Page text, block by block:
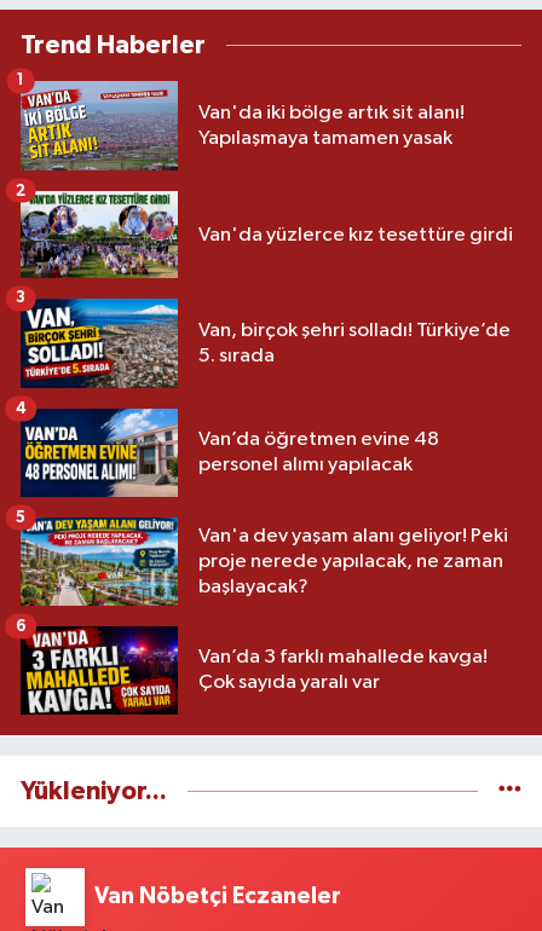
Trend Haberler
Van'da iki bölge artık sit alanı!
Yapılaşmaya tamamen yasak
Van'da yüzlerce kız tesettüre girdi
2
Van, birçok şehri solladı! Türkiye’de
5. sırada
3
Van’da öğretmen evine 48
personel alımı yapılacak
4
Van'a dev yaşam alanı geliyor! Peki
proje nerede yapılacak, ne zaman
başlayacak?
5
Van’da 3 farklı mahallede kavga!
Çok sayıda yaralı var
6
Yükleniyor...
Van Nöbetçi Eczaneler